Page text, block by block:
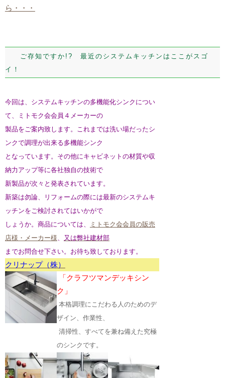
ら・・・
ご存知ですか!? 最近のシステムキッチンはここがスゴ
イ！
今回は、システムキッチンの多機能化シンクについ
て、
ミトモク会会員 ４メーカーの
製品をご案内致します。これまでは洗い場だったシ
ンクで調理が出来る多機能シンク
となっています。その他にキャビネットの材質や収
納力アップ等に各社独自の技術で
新製品が次々と発表されています。
新築は勿論、リフォームの際には最新のシステムキ
ッチンをご検討されてはいかがで
しょうか。商品については、
ミトモク会会員の販売
店様・メーカー様、 又は弊社建材部
までお問合せ下さい。お待ち致しております。
クリナップ（株）
「クラフツマンデッキシン
ク」
本格調理にこだわる人のためのデ
ザイン、作業性、
清掃性、 すべてを兼ね備えた究極
のシンクです。